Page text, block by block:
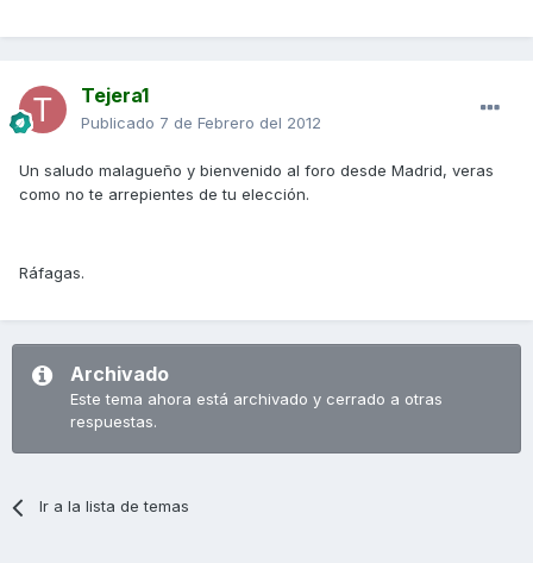
Tejera1
Publicado 7 de Febrero del 2012
Un saludo malagueño y bienvenido al foro desde Madrid, veras
como no te arrepientes de tu elección.
Ráfagas.
Archivado
Este tema ahora está archivado y cerrado a otras
respuestas.
Ir a la lista de temas